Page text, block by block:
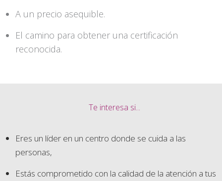
A un precio asequible.
El camino para obtener una certificación
reconocida.
Te interesa si...
Eres un líder en un centro donde se cuida a las
personas,
Estás comprometido con la calidad de la atención a tus